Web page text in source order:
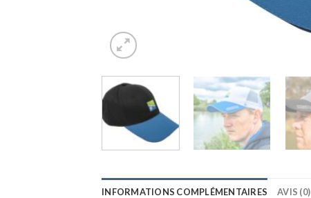
INFORMATIONS COMPLÉMENTAIRES AVIS (0)